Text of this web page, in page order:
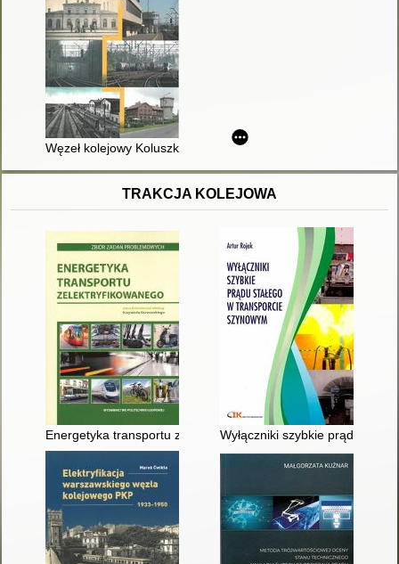
Węzeł kolejowy Koluszki
TRAKCJA KOLEJOWA
Energetyka transportu zelektryfikowanego : zbiór zadań
Wyłączniki szybkie prądu